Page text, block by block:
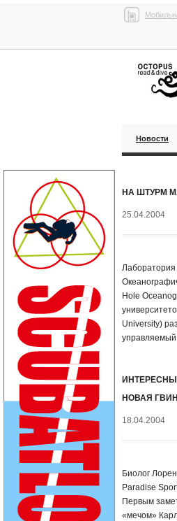
Новости
НА ШТУРМ
25.04.2004
Лаборатория
Hole
University)
НОВАЯ
18.04.2004
Биолог
Paradise
Первым
«мечом»